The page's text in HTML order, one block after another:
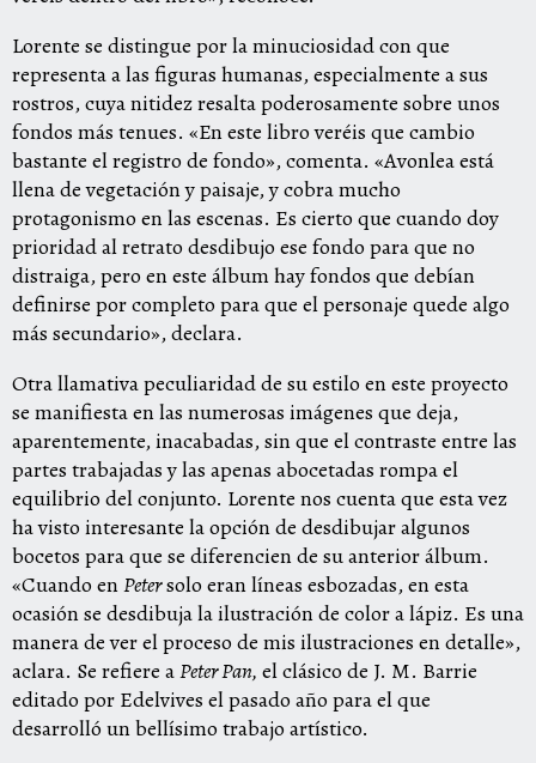
Lorente se distingue por la minuciosidad con que
representa a las figuras humanas, especialmente a sus
rostros, cuya nitidez resalta poderosamente sobre unos
fondos más tenues. «En este libro veréis que cambio
bastante el registro de fondo», comenta. «Avonlea está
llena de vegetación y paisaje, y cobra mucho
protagonismo en las escenas. Es cierto que cuando doy
prioridad al retrato desdibujo ese fondo para que no
distraiga, pero en este álbum hay fondos que debían
definirse por completo para que el personaje quede algo
más secundario», declara.
Otra llamativa peculiaridad de su estilo en este proyecto
se manifiesta en las numerosas imágenes que deja,
aparentemente, inacabadas, sin que el contraste entre las
partes trabajadas y las apenas abocetadas rompa el
equilibrio del conjunto. Lorente nos cuenta que esta vez
ha visto interesante la opción de desdibujar algunos
bocetos para que se diferencien de su anterior álbum.
«Cuando enPetersolo eran líneas esbozadas, en esta
ocasión se desdibuja la ilustración de color a lápiz. Es una
manera de ver el proceso de mis ilustraciones en detalle»,
aclara. Se refiere aPeter Pan, el clásico de J. M. Barrie
editado por Edelvives el pasado año para el que
desarrolló un bellísimo trabajo artístico.